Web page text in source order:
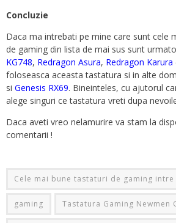
Concluzie
Daca ma intrebati pe mine care sunt cele
de gaming din lista de mai sus sunt
KG748, Redragon Asura, Redragon Karura
foloseasca aceasta tastatura si in alte
si Genesis RX69. Bineinteles, cu ajutorul
alege singuri ce tastatura vreti dupa
Daca aveti vreo nelamurire va stam la
comentarii !
Cele mai bune tastaturi de gaming intre
gaming Tastatura Gaming Newmen